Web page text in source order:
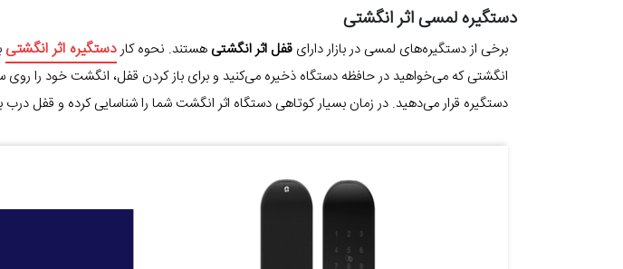
دستگیره لمسی اثر انگشتی
برخی از دستگیره‌های لمسی در بازار دارای قفل اثر انگشتی هستند. نحوه کاردستگیره اثر انگشتی
انگشتی که می‌خواهید در حافظه دستگاه ذخیره می‌کنید و برای باز کردن قفل، انگشت خود را روی
دستگیره قرار می‌دهید. در زمان بسیار کوتاهی دستگاه اثر انگشت شما را شناسایی کرده و قفل